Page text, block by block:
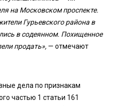
на Московском проспекте.
Гурьевского района в
в содеянном. Похищенное
продать», — отмечают
дела по признакам
частью 1 статьи 161